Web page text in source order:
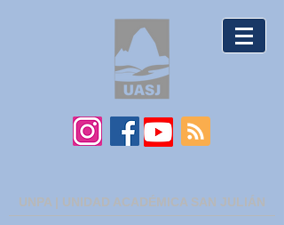
UNPA | UNIDAD ACADÉMICA SAN JULIÁN